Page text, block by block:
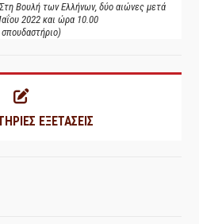
Βουλή των Ελλήνων, δύο αιώνες μετά
2022 και ώρα 10.00
ΕΞΕΤΑΣΕΙΣ